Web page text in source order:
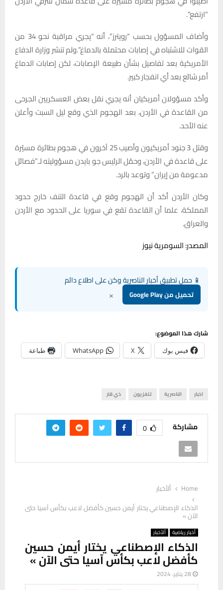
“ارتفع”.
وأضاف المسؤول بحسب “رويترز”، أنه “يجري مراقبة نحو 34 من
القوات للاشتباه في إصابات محتملة بالدماغ”.ولم تنشر وزارة الدفاع
الأمريكية بعد تفاصيل بشأن طبيعة الإصابات، لكن إصابات الدماغ
أمر شائع بعد أي انفجار كبير.
وأكد مسؤولان أمريكيان أنه يجري نقل بعض العسكريين الجرحى
من القاعدة في الأردن، بعد الهجوم الذي وقع ليل السبت وأعلن
عنه الأحد.
وقتل 3 جنود أمريكيون وأصيب 25 آخرون في هجوم بطائرة مسيّرة
على قاعدة في الأردن، وحمّل الرئيس جو بايدن مسؤوليته لـ”فصائل
مدعومة من إيران” وتوعد بالرد.
وكان الأردن أكد أن الهجوم وقع في قاعدة التنف خارج حدود
المملكة، علما أن القاعدة تقع في سوريا على الحدود مع الأردن
والعراق.
المصدر: السومرية نيوز
📱 حمل تطبيق أخبار الناصرية وكن على اطلاع دائم
تحميل من Google Play ×
شارك هذا الموضوع:
فيس بوك X
WhatsApp طباعة
اخبار الناصرية تلفزيون ذي قار
مشاركة 0
Home
ألأخبار
الذكاء الإصطناعي يختار أيمن حسين كأفضل لاعب بكأس آسيا حتى
الآن »
أخبار رياضية ألأخبار
الذكاء الإصطناعي يختار أيمن حسين
كأفضل لاعب بكأس آسيا حتى الآن »
28 يناير، 2024